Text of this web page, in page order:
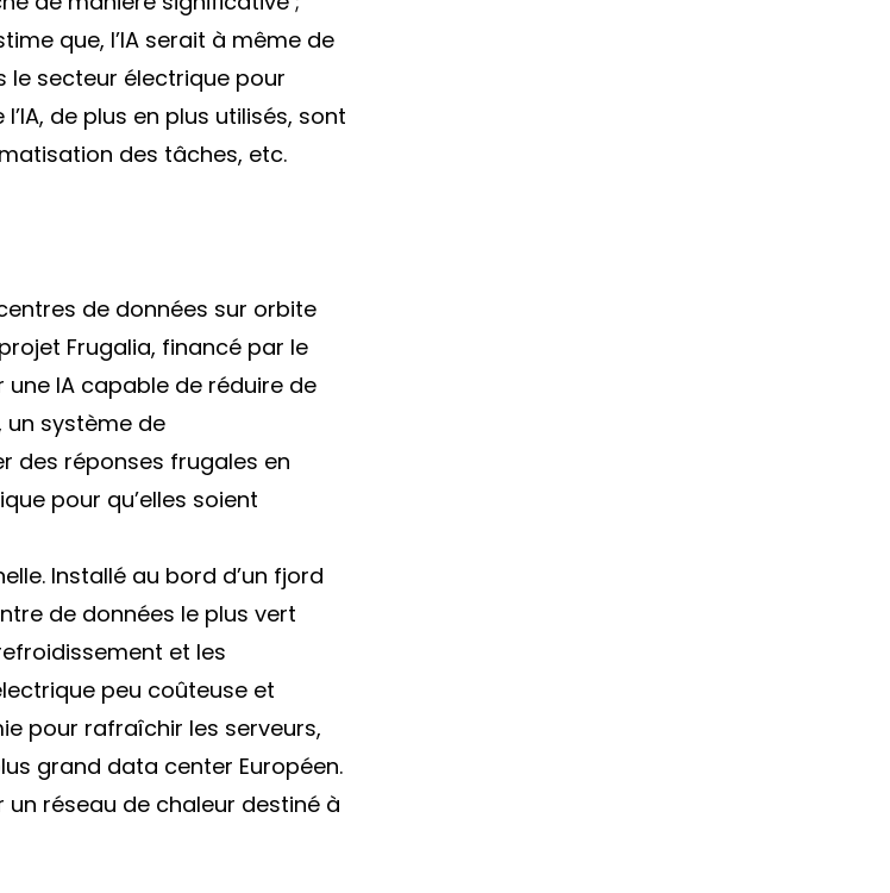
que, l’IA serait à même de
le secteur électrique pour
de plus en plus utilisés, sont
des tâches, etc.
de données sur orbite
Frugalia, financé par le
IA capable de réduire de
un système de
des réponses frugales en
pour qu’elles soient
Installé au bord d’un fjord
de données le plus vert
et les
peu coûteuse et
pour rafraîchir les serveurs,
grand data center Européen.
réseau de chaleur destiné à